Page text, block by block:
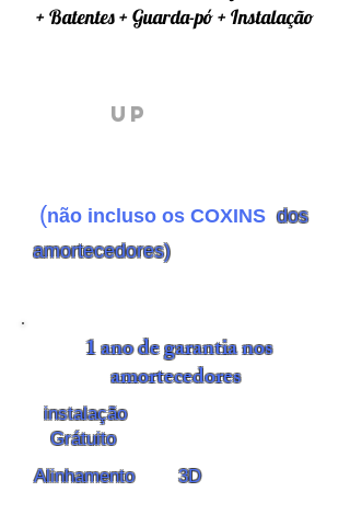
+ Batentes + Guarda-pó + Instalação
UP
(não incluso os COXINS dos
amortecedores)
1 ano de garantia nos
amortecedores
instalação
Grátuito
Alinhamento3D